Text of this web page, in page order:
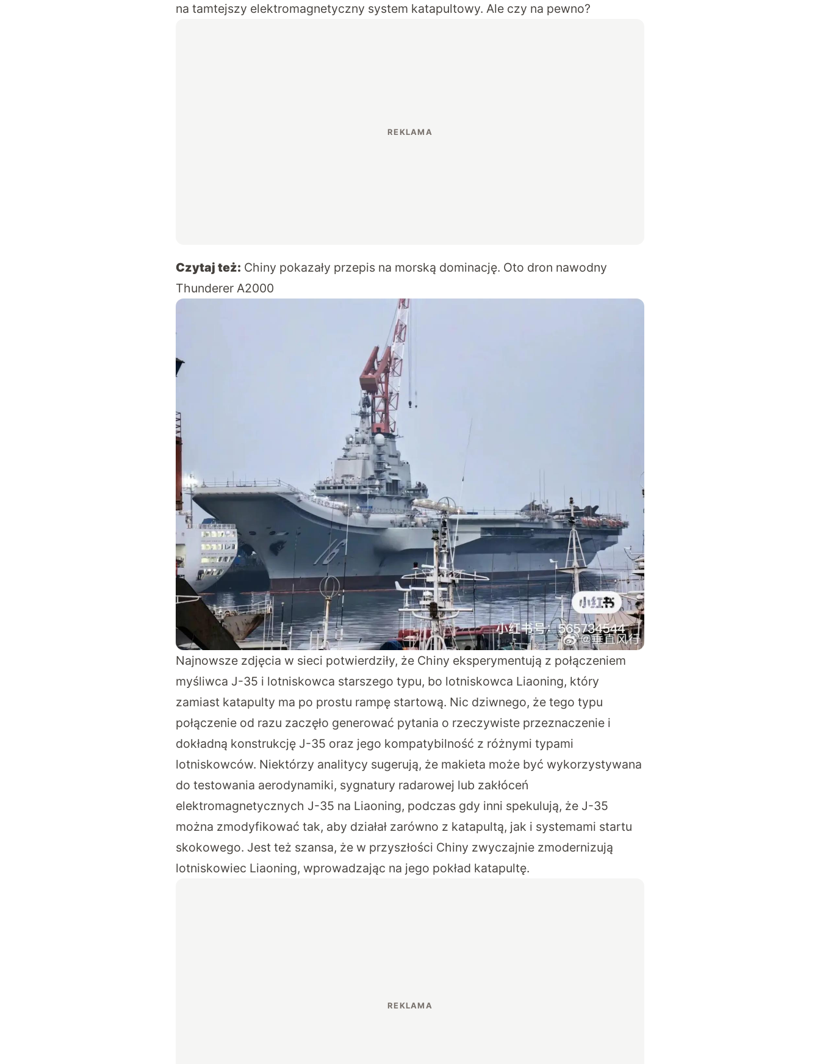
na tamtejszy elektromagnetyczny system katapultowy. Ale czy na pewno?
Czytaj też: Chiny pokazały przepis na morską dominację. Oto dron nawodny
Thunderer A2000
Najnowsze zdjęcia w sieci potwierdziły, że Chiny eksperymentują z połączeniem
myśliwca J-35 i lotniskowca starszego typu, bo lotniskowca Liaoning, który
zamiast katapulty ma po prostu rampę startową. Nic dziwnego, że tego typu
połączenie od razu zaczęło generować pytania o rzeczywiste przeznaczenie i
dokładną konstrukcję J-35 oraz jego kompatybilność z różnymi typami
lotniskowców. Niektórzy analitycy sugerują, że makieta może być wykorzystywana
do testowania aerodynamiki, sygnatury radarowej lub zakłóceń
elektromagnetycznych J-35 na Liaoning, podczas gdy inni spekulują, że J-35
można zmodyfikować tak, aby działał zarówno z katapultą, jak i systemami startu
skokowego. Jest też szansa, że w przyszłości Chiny zwyczajnie zmodernizują
lotniskowiec Liaoning, wprowadzając na jego pokład katapultę.